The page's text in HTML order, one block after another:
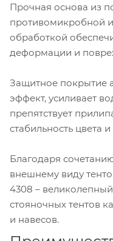
Прочная основа из
противомикробной
обработкой
деформации и
Защитное покрытие
эффект, усиливает
препятствует
стабильность цвета
Благодаря
внешнему виду
4308 –
стояночных тентов
и навесов.